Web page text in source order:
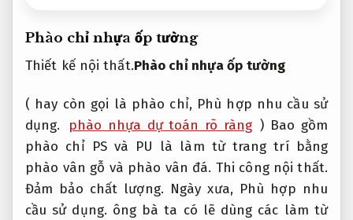
Phào chỉ nhựa ốp tường
Thiết kế nội thất.Phào chỉ nhựa ốp tường
( hay còn gọi là phào chỉ, Phù hợp nhu cầu sử
dụng.
phào nhựa dự toán rõ ràng ) Bao gồm
phào chỉ PS và PU là làm từ trang trí bằng
phào vân gỗ và phào vân đá. Thi công nội thất.
Đảm bảo chất lượng. Ngày xưa, Phù hợp nhu
cầu sử dụng. ông bà ta có lẽ dùng các làm từ